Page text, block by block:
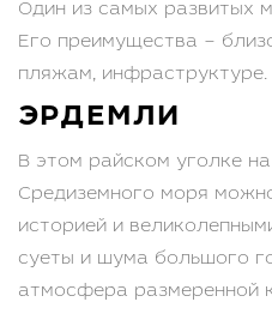
Один из самых развитых
Его преимущества –
пляжам, инфраструктуре.
ЭРДЕМЛИ
В этом райском уголке
Средиземного моря
историей и
суеты и шума большого
атмосфера размеренной